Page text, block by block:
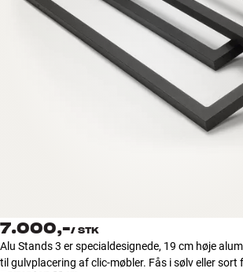
Tilbehør
INSPIRATION
Kundeservice
Log ind
Kundeservice
7.000,-/ STK
Alu Stands 3 er specialdesignede, 19 cm høje
til gulvplacering af clic-møbler. Fås i sølv eller sort